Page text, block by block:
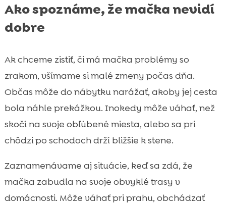
Ako spoznáme, že mačka nevidí
dobre
Ak chceme zistiť, či má mačka problémy so
zrakom, všímame si malé zmeny počas dňa.
Občas môže do nábytku narážať, akoby jej cesta
bola náhle prekážkou. Inokedy môže váhať, než
skočí na svoje obľúbené miesta, alebo sa pri
chôdzi po schodoch drží bližšie k stene.
Zaznamenávame aj situácie, keď sa zdá, že
mačka zabudla na svoje obvyklé trasy v
domácnosti. Môže váhať pri prahu, obchádzať